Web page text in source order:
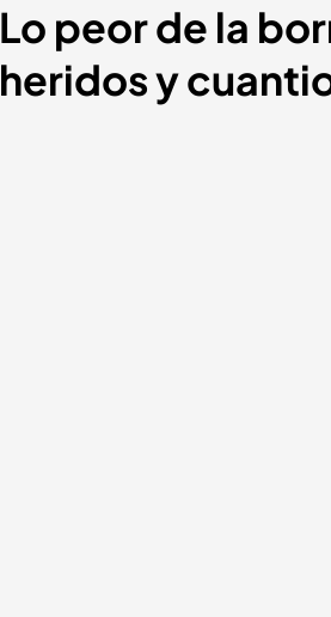
Lo peor de la
heridos y